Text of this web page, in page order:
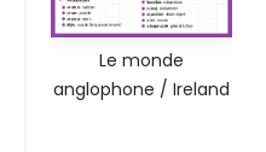
Le monde
anglophone / Ireland